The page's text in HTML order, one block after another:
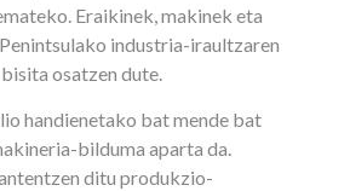
Eraikinek, makinek eta
industria-iraultzaren
osatzen dute.
handienetako bat mende bat
bilduma aparta da.
ditu produkzio-